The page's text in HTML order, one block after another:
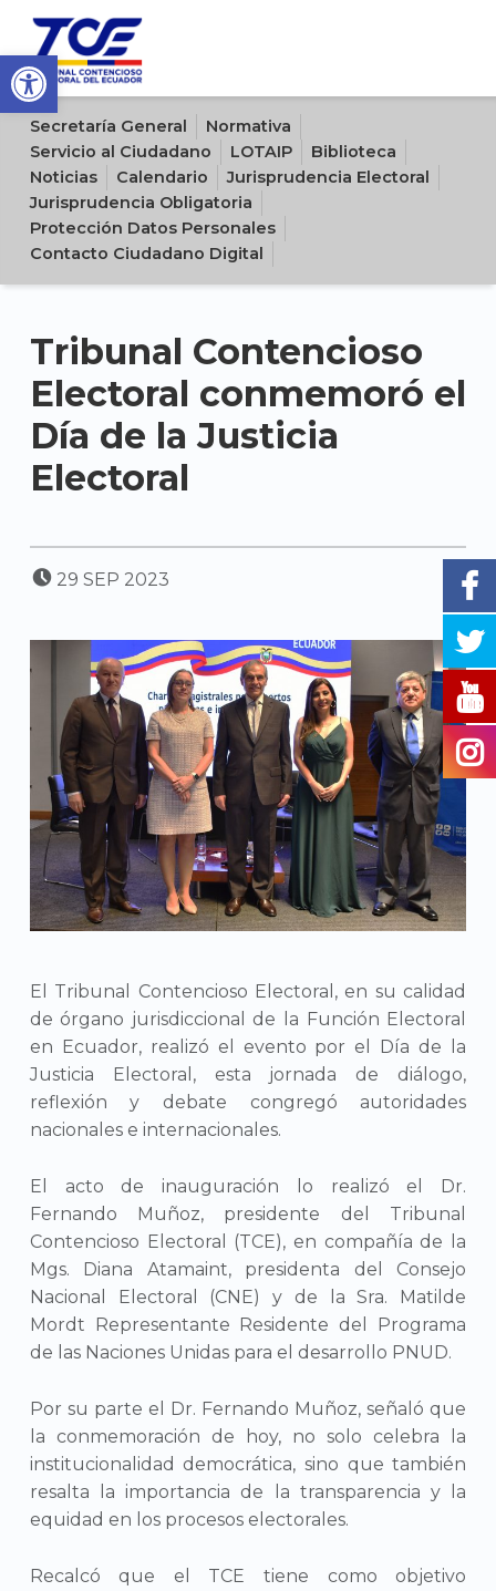
Open toolbar
Sitio oficial del Tribunal Contencioso Electoral del Ecuador
Secretaría General
Normativa
Servicio al Ciudadano
LOTAIP
Biblioteca
Noticias
Calendario
Jurisprudencia Electoral
Jurisprudencia Obligatoria
Protección Datos Personales
Contacto Ciudadano Digital
Tribunal Contencioso
Electoral conmemoró el
Día de la Justicia
Electoral
POSTED ON:
29 SEP 2023
El Tribunal Contencioso Electoral, en su calidad
de órgano jurisdiccional de la Función Electoral
en Ecuador, realizó el evento por el Día de la
Justicia Electoral, esta jornada de diálogo,
reflexión y debate congregó autoridades
nacionales e internacionales.
El acto de inauguración lo realizó el Dr.
Fernando Muñoz, presidente del Tribunal
Contencioso Electoral (TCE), en compañía de la
Mgs. Diana Atamaint, presidenta del Consejo
Nacional Electoral (CNE) y de la Sra. Matilde
Mordt Representante Residente del Programa
de las Naciones Unidas para el desarrollo PNUD.
Por su parte el Dr. Fernando Muñoz, señaló que
la conmemoración de hoy, no solo celebra la
institucionalidad democrática, sino que también
resalta la importancia de la transparencia y la
equidad en los procesos electorales.
Recalcó que el TCE tiene como objetivo